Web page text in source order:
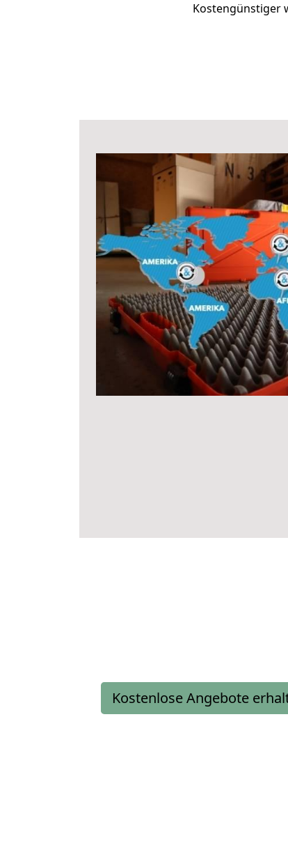
Kostengünstiger
Kostenlose Angebote